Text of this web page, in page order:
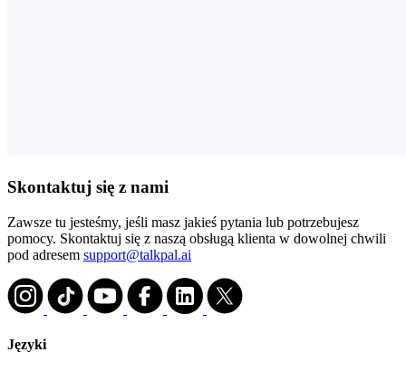
Skontaktuj się z nami
Zawsze tu jesteśmy, jeśli masz jakieś pytania lub potrzebujesz
pomocy. Skontaktuj się z naszą obsługą klienta w dowolnej chwili
pod adresem support@talkpal.ai
Języki